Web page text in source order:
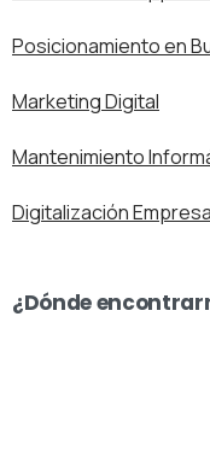
Posicionamiento en
Marketing Digital
Mantenimiento
Digitalización
¿Dónde